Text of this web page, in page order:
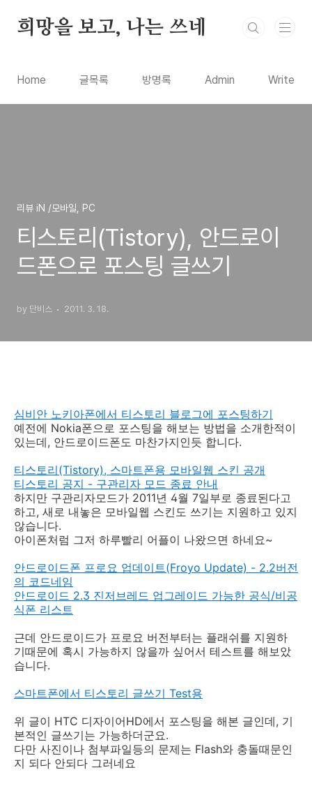
희망을 보고, 나는 쓰네
Home 글목록 방명록 Admin Write
리뷰 iN /모바일, PC
티스토리(Tistory), 안드로이
드폰으로 포스팅 글쓰기
by 단비스 2011. 3. 18.
심비안 노키아폰에서 티스토리 블로그에 포스팅하기
예전에 Nokia폰으로 포스팅을 해보는 방법을 소개한적이
있는데, 안드로이드폰도 마찬가지인듯 합니다.
티스토리(Tistory), 스마트폰용 모바일웹 스킨 공개
티스토리 공지 - 구관리자 모드 종료 안내
하지만 구관리자모드가 2011년 4월 7일부로 종료된다고
하고, 새로 내놓은 모바일웹 스킨도 쓰기는 지원하고 있지
않습니다.
아이폰처럼 그저 하루빨리 어플이 나왔으면 하네요~
안드로이드폰 프로요 업데이트(Froyo Update) - 2.2버전
의 코드네임
안드로이드 2.3 진저브레드 업그레이드 가능한 공식/비공
식폰 리스트
근데 안드로이드가 프로요 버전부터는 플래쉬를 지원하
기때문에 혹시 가능하지 않을까 싶어서 테스트를 해보았
습니다.
스마트폰에서 티스토리 글쓰기 Test용
위 글이 HTC 디자이어HD에서 포스팅을 해본 글인데, 기
본적인 글쓰기는 가능하더군요.
다만 사진이나 첨부파일등의 문제는 Flash와 충돌때문인
지 되다 안되다 그러네요